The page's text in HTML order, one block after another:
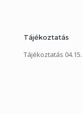
Tájékoztatás
Tájékoztatás 04.15.